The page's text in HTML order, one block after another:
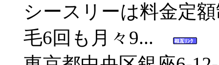
シースリーは料金定
毛6回も月々9...